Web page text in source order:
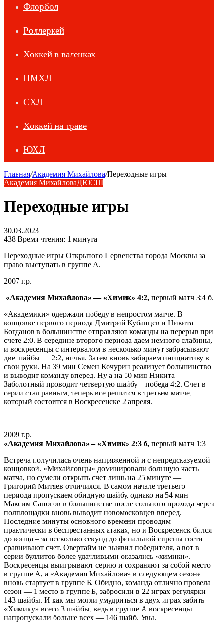
Флорбол
Роллеркей
Хоккей в валенках
НМХЛ
СХЛ
Хоккей на траве
ЮХЛ
Главная/Академия Михайлова/Переходные игры
Академия МихайловаДЮСШ
Переходные игры
30.03.2023
438 Время чтения: 1 минута
Переходные игры Открытого Первенства города Москвы за
право выступать в группе А.
2007 г.р.
«Академия Михайлова» — «Химик» 4:2, первый матч 3:4 б.
«Академики» одержали победу в непростом матче. В
концовке первого периода Дмитрий Кубанцев и Никита
Богданов в большинстве отправляют команды на перерыв при
счете 2:0. В середине второго периода даем немного слабины,
и воскресенцы с интервалом в несколько минут забрасывают
две шайбы — 2:2, ничья. Затем вновь забираем инициативу в
свои руки. На 39 мин Семен Кочурин реализует большинство
и выводит команду вперед. Ну а на 50 мин Никита
Заболотный проводит четвертую шайбу – победа 4:2. Счет в
серии стал равным, теперь все решится в третьем матче,
который состоится в Воскресенске 2 апреля.
2009 г.р.
«Академия Михайлова» – «Химик» 2:3 б, первый матч 1:3
Встреча получилась очень напряженной и с непредсказуемой
концовкой. «Михайловцы» доминировали большую часть
матча, но сумели открыть счет лишь на 25 минуте —
Григорий Митяев отличился. В самом начале третьего
периода пропускаем обидную шайбу, однако на 54 мин
Максим Сапогов в большинстве после сольного прохода через
полплощадки вновь выводит новомосковцев вперед.
Последние минуты основного времени проводим
практически в беспрестанных атаках, но и Воскресенск бился
до конца – за несколько секунд до финальной сирены гости
сравнивают счет. Овертайм не выявил победителя, а вот в
серии буллитов более удачливыми оказались «химики».
Воскресенцы выигрывают серию и сохраняют за собой место
в группе А, а «Академия Михайлова» в следующем сезоне
вновь стартует в группе Б. Обидно, команда отлично провела
сезон — 1 место в группе Б, забросили в 22 играх регулярки
143 шайбы. И как мы могли умудриться в двух играх забить
«Химику» всего 3 шайбы, ведь в группе А воскресенцы
напропускали больше всех — 146 шайб. Увы.